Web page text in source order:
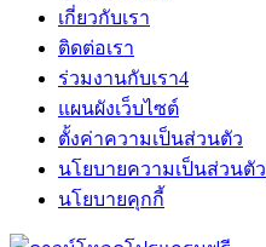
เกี่ยวกับเรา
ติดต่อเรา
ร่วมงานกับเรา4
แผนผังเว็บไซต์
ตั้งค่าความเป็นส่วนตัว
นโยบายความเป็นส่วนตัว
นโยบายคุกกี้